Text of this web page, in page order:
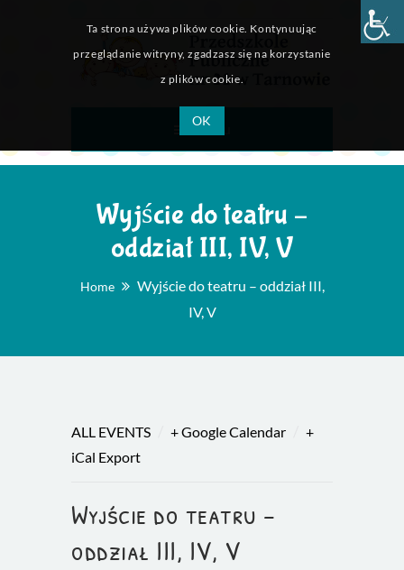
Menu
Wyjście do teatru –
oddział III, IV, V
Home
Wyjście do teatru – oddział III,
IV, V
ALL EVENTS + Google Calendar
+
iCal Export
Wyjście do teatru –
oddział III, IV, V
Ta strona używa plików cookie. Kontynuując
przeglądanie witryny, zgadzasz się na korzystanie
z plików cookie.
OK